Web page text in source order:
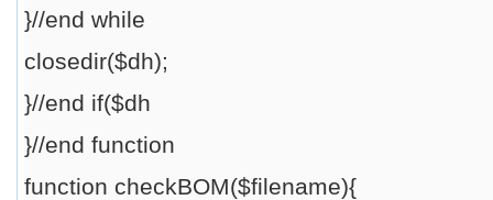
}//end while
closedir($dh);
}//end if($dh
}//end function
function checkBOM($filename){